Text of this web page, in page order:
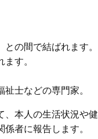
の間で結ばれます。
す。
士などの専門家。
、本人の生活状況や健
者に報告します。